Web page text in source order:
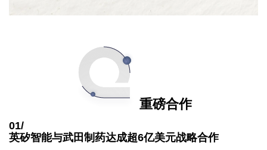
重磅合作
01/
英矽智能与武田制药达成超6亿美元战略合作